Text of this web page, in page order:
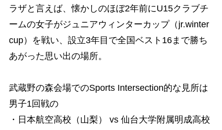
ラザと言えば、懐かしのほぼ2年前にU15クラブチ
ームの女子がジュニアウィンターカップ（jr.winter
cup）を戦い、設立3年目で全国ベスト16まで勝ち
あがった思い出の場所。
武蔵野の森会場でのSports Intersection的な見所は
男子1回戦の
・日本航空高校（山梨） vs 仙台大学附属明成高校